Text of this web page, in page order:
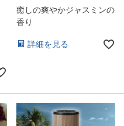
癒しの爽やかジャスミンの
香り
詳細を見る